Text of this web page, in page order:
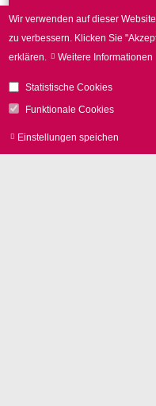
Kontaktformular
Wir verwenden auf dieser
zu verbessern. Klicken Sie
erklären.
Weitere Informationen
Statistische Cookies
Funktionale Cookies
Einstellungen speichen